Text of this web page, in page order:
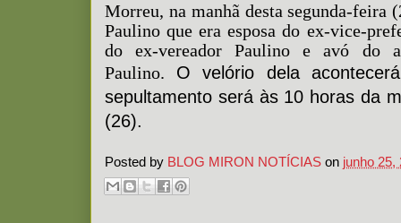
Morreu, na manhã desta segunda-feira
Paulino que era esposa do ex-vice-
do ex-vereador Paulino e avó do
Paulino. O velório dela
sepultamento será às 10 horas da
(26).
Posted by BLOG MIRON NOTÍCIAS on junho 25,